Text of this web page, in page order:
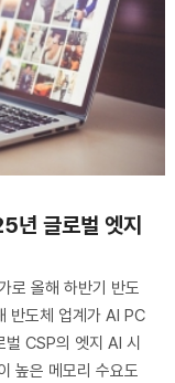
글로벌 엣지
로 올해 하반기 반도
반도체 업계가 AI PC
CSP의 엣지 AI 시
높은 메모리 수요도